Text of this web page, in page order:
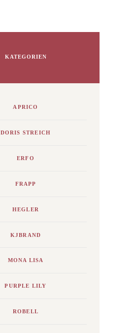
KATEGORIEN
APRICO
DORIS STREICH
ERFO
FRAPP
HEGLER
KJBRAND
MONA LISA
PURPLE LILY
ROBELL